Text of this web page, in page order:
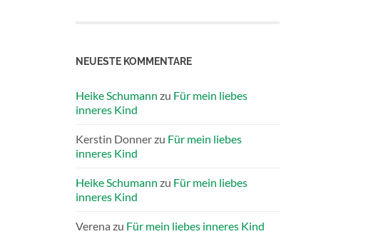
NEUESTE KOMMENTARE
Heike Schumann zu Für mein liebes
inneres Kind
Kerstin Donnerzu Für mein liebes
inneres Kind
Heike Schumann zu Für mein liebes
inneres Kind
Verena zu Für mein liebes inneres Kind